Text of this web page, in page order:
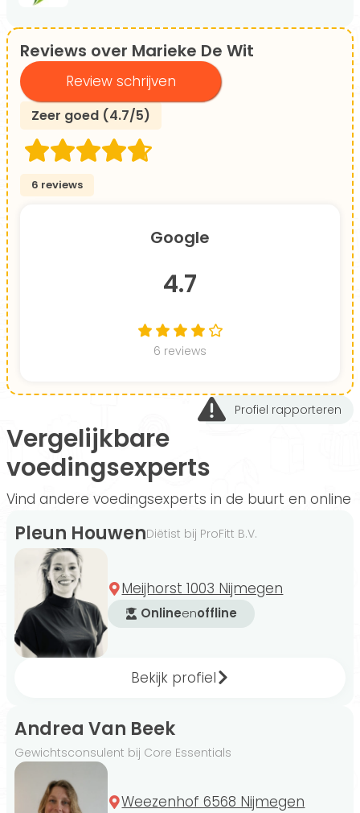
Reviews over Marieke De Wit
Review schrijven
Zeer goed (4.7/5)
6 reviews
Google
4.7
6 reviews
Profiel rapporteren
Vergelijkbare
voedingsexperts
Vind andere voedingsexperts in de buurt en online
Pleun HouwenDiëtist bij ProFitt B.V.
Meijhorst 1003 Nijmegen
Onlineenoffline
Bekijk profiel
Andrea Van Beek
Gewichtsconsulent bij Core Essentials
Weezenhof 6568 Nijmegen